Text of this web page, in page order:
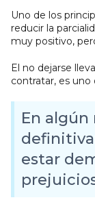
Uno de los
reducir la
muy positivo,
El no dejarse
contratar, es
En
estar